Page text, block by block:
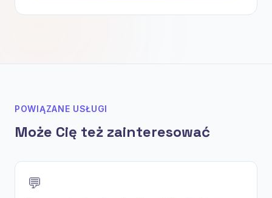
POWIĄZANE USŁUGI
Może Cię też zainteresować
💬